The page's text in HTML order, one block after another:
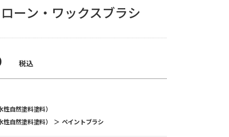
ーン・ワックスブラシ
税込
自然塗料塗料）
自然塗料塗料）
＞ ペイントブラシ